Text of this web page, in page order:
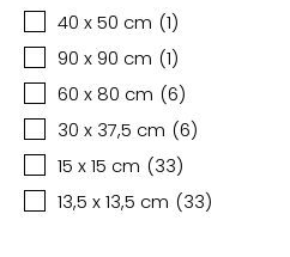
40 x 50 cm (1)
90 x 90 cm (1)
60 x 80 cm (6)
30 x 37,5 cm (6)
15 x 15 cm (33)
13,5 x 13,5 cm (33)